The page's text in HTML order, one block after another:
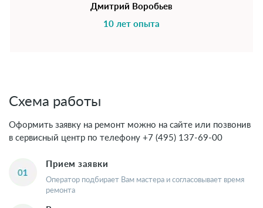
Дмитрий Воробьев
10 лет опыта
Схема работы
Оформить заявку на ремонт можно на сайте или позвонив
в сервисный центр по телефону +7 (495) 137-69-00
Прием заявки
Оператор подбирает Вам мастера и согласовывает время
ремонта